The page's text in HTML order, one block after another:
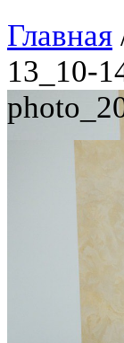
Главная
13_10-